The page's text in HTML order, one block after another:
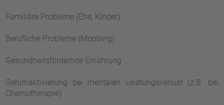
Familiäre Probleme (Ehe, Kinder)
Berufliche Probleme (Mobbing)
Gesundheitsfördernde Ernährung
Gehirnaktivierung bei mentalen Leistungsverlust (z.B. bei
Chemotherapie)